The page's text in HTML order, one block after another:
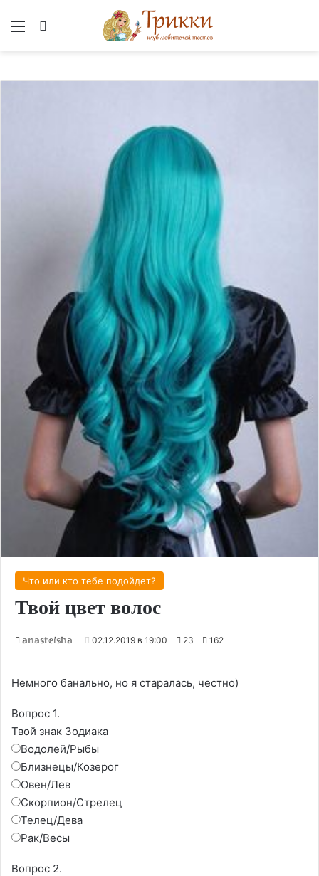
Меню
Что или кто тебе подойдет?
Твой цвет волос
𝕒𝕟𝕒𝕤𝕥𝕖𝕚𝕤𝕙𝕒 02.12.2019 в 19:00 23 162
Немного банально, но я старалась, честно)
Вопрос 1.
Твой знак Зодиака
Водолей/Рыбы
Близнецы/Козерог
Овен/Лев
Скорпион/Стрелец
Телец/Дева
Рак/Весы
Вопрос 2.